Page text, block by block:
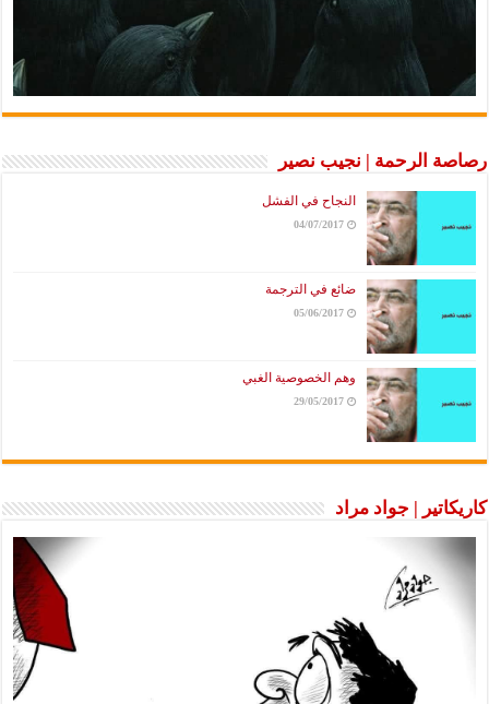
رصاصة الرحمة | نجيب نصير
النجاح في الفشل
04/07/2017
ضائع في الترجمة
05/06/2017
وهم الخصوصية الغبي
29/05/2017
كاريكاتير | جواد مراد